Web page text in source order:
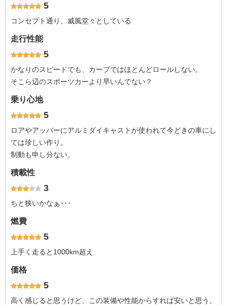
5
コンセプト通り、威風堂々としている
走行性能
5
かなりのスピードでも、カーブではほとんどロールしない。
そこら辺のスポーツカーより早いんでない？
乗り心地
5
ロアやアッパーにアルミダイキャストが使われて今どきの車にし
ては珍しい作り。
制動も申し分ない。
積載性
3
ちと狭いかなぁ･･･
燃費
5
上手く走ると1000km超え
価格
5
高く感じると思うけど、この装備や性能からすれば安いと思う。